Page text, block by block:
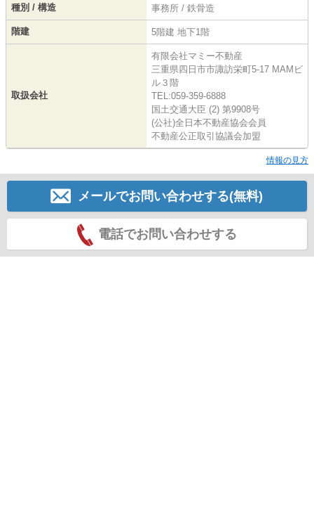
種別 / 構造 事務所 / 鉄骨造
階建 5階建 地下1階
取扱会社
有限会社マミー不動産
三重県四日市市諏訪栄町5-17 MAMビ
ル３階
TEL:059-359-6888
国土交通大臣 (2) 第9908号
(公社)全日本不動産協会会員
不動産公正取引協議会加盟
情報の見方
メールでお問い合わせする(無料)
電話でお問い合わせする